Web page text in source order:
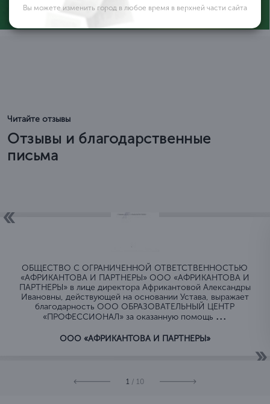
Читайте отзывы
Отзывы и благодарственные
письма
ОБЩЕСТВО C ОГРАНИЧЕННОЙ ОТВЕТСТВЕННОСТЬЮ
«АФРИКАНТОВА И ПАРТНЕРЫ» ООО «АФРИКАНТОВА И
ПАРТНЕРЫ» в лице директора Африкантовой Александры
Ивановны, действующей на основании Устава, выражает
благодарность ООО ОБРАЗОВАТЕЛЬНЫЙ ЦЕНТР
«ПРОФЕССИОНАЛ» за оказанную помощь ...
ООО «АФРИКАНТОВА И ПАРТНЕРЫ»
1 / 10
Вы можете изменить город в любое время в верхней части сайта